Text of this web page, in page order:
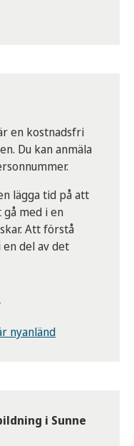
en kostnadsfri
Du kan anmäla
lägga tid på att
gå med i en
Att förstå
del av det
nyanländ
i Sunne